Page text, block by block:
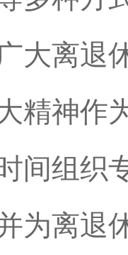
大离退
精神作
间组织
为离退